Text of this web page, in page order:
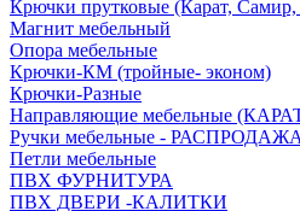
Крючки прутковые (Карат, Самир,
Магнит мебельный
Опора мебельные
Крючки-КМ (тройные- эконом)
Крючки-Разные
Направляющие мебельные
Ручки мебельные - РАСПРОДАЖА
Петли мебельные
ПВХ ФУРНИТУРА
ПВХ ДВЕРИ -КАЛИТКИ